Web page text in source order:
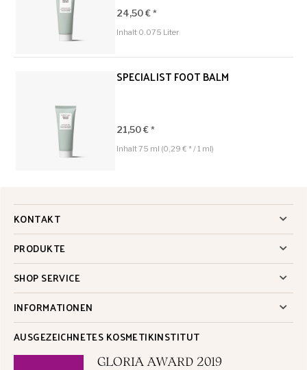
24,50 € *
Inhalt 0.075 Liter
SPECIALIST FOOT BALM
21,50 € *
Inhalt75 ml (0,29 € * / 1 ml)
KONTAKT
PRODUKTE
SHOP SERVICE
INFORMATIONEN
AUSGEZEICHNETES KOSMETIKINSTITUT
GLORIA AWARD 2019